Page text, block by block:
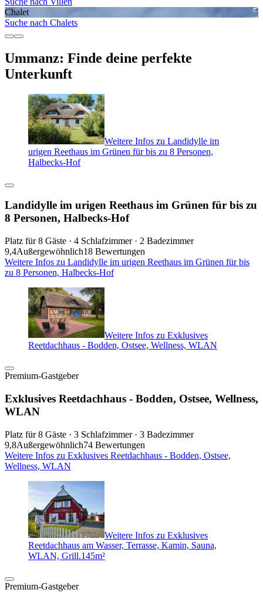
Chalet
Suche nach Chalets
Ummanz: Finde deine perfekte
Unterkunft
Weitere Infos zu Landidylle im
urigen Reethaus im Grünen für bis zu 8 Personen,
Halbecks-Hof
Landidylle im urigen Reethaus im Grünen für bis zu
8 Personen, Halbecks-Hof
Platz für 8 Gäste · 4 Schlafzimmer · 2 Badezimmer
9,4Außergewöhnlich18 Bewertungen
Weitere Infos zu Landidylle im urigen Reethaus im Grünen für bis
zu 8 Personen, Halbecks-Hof
Weitere Infos zu Exklusives
Reetdachhaus - Bodden, Ostsee, Wellness, WLAN
Premium-Gastgeber
Exklusives Reetdachhaus - Bodden, Ostsee, Wellness,
WLAN
Platz für 8 Gäste · 3 Schlafzimmer · 3 Badezimmer
9,8Außergewöhnlich74 Bewertungen
Weitere Infos zu Exklusives Reetdachhaus - Bodden, Ostsee,
Wellness, WLAN
Weitere Infos zu Exklusives
Reetdachhaus am Wasser, Terrasse, Kamin, Sauna,
WLAN, Grill.145m²
Premium-Gastgeber